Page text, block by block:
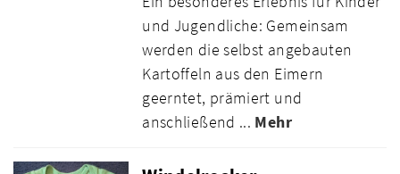
und Jugendliche: Gemeinsam
werden die selbst angebauten
Kartoffeln aus den Eimern
geerntet, prämiert und
anschließend ... Mehr